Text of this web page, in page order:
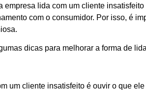
empresa lida com um cliente
com o consumidor. Por isso, é
dicas para melhorar a forma de
um cliente insatisfeito é ouvir o que